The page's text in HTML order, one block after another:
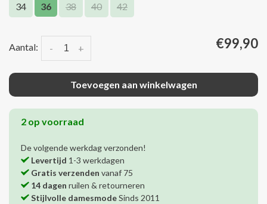
34 36 38 40 42
Aantal: +
- €99,90
Toevoegen aan winkelwagen
2 op voorraad
De volgende werkdag verzonden!
Levertijd 1-3 werkdagen
Gratis verzenden vanaf 75
14 dagen ruilen & retourneren
Stijlvolle damesmodeSinds 2011